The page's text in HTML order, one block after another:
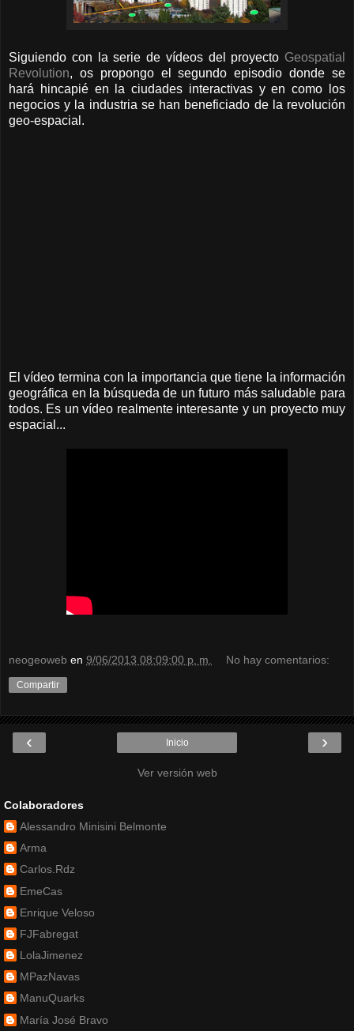
Siguiendo con la serie de vídeos del proyecto Geospatial
Revolution, os propongo el segundo episodio donde se
hará hincapié en la ciudades interactivas y en como los
negocios y la industria se han beneficiado de la revolución
geo-espacial.
El vídeo termina con la importancia que tiene la información
geográfica en la búsqueda de un futuro más saludable para
todos. Es un vídeo realmente interesante y un proyecto muy
espacial...
neogeoweb en 9/06/2013 08:09:00 p. m. No hay comentarios:
Compartir
‹ ›
Inicio
Ver versión web
Colaboradores
Alessandro Minisini Belmonte
Arma
Carlos.Rdz
EmeCas
Enrique Veloso
FJFabregat
LolaJimenez
MPazNavas
ManuQuarks
María José Bravo